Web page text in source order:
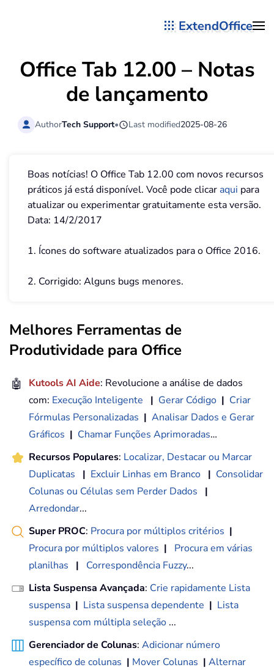
ExtendOffice
Office Tab 12.00 – Notas
de lançamento
AuthorTech Support• Last modified2025-08-26
Boas notícias! O Office Tab 12.00 com novos recursos
práticos já está disponível. Você pode clicar aqui para
atualizar ou experimentar gratuitamente esta versão.
Data: 14/2/2017
1. Ícones do software atualizados para o Office 2016.
2. Corrigido: Alguns bugs menores.
Melhores Ferramentas de
Produtividade para Office
🤖 Kutools AI Aide: Revolucione a análise de dados
com: Execução Inteligente | Gerar Código | Criar
Fórmulas Personalizadas | Analisar Dados e Gerar
Gráficos | Chamar Funções Aprimoradas…
Recursos Populares: Localizar, Destacar ou Marcar
Duplicatas
| Excluir Linhas em Branco | Consolidar
Colunas ou Células sem Perder Dados
|
Arredondar...
Super PROC: Procura por múltiplos critérios |
Procura por múltiplos valores |
Procura em várias
planilhas
| Correspondência Fuzzy...
Lista Suspensa Avançada: Crie rapidamente Lista
suspensa | Lista suspensa dependente | Lista
suspensa com múltipla seleção ...
Gerenciador de Colunas: Adicionar número
específico de colunas | Mover Colunas | Alternar